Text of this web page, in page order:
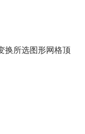
换所选图形网格顶